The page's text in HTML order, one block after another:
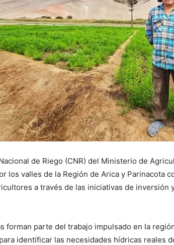
de Riego (CNR) del Ministerio de
los valles de la Región de Arica y Parinacota
a través de las iniciativas de inversión
forman parte del trabajo impulsado en la
identificar las necesidades hídricas reales